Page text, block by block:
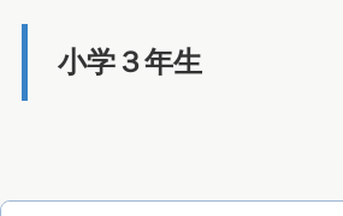
小学３年生